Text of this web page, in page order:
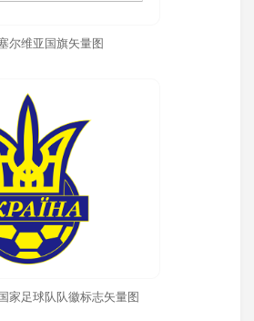
尔维亚国旗矢量图
家足球队队徽标志矢量图